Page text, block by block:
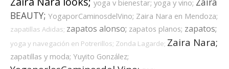
yoga v bienestar; yoga y vino;
BEAUTY; YogaporCaminosdelVino; Zaira Nara en Mendoza;
zapatillas Adidas; zapatos alonso; zapatos planos; zapatos;
yoga y navegación en Potrerillos; Zonda Lagarde; Zaira Nara;
zapatillas y moda; Yuyito González;